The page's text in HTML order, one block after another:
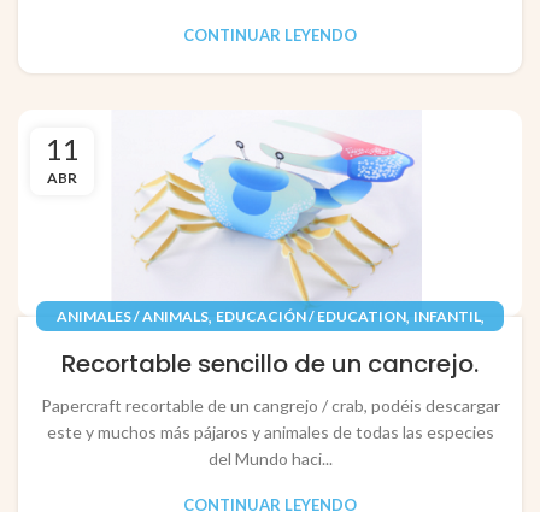
CONTINUAR LEYENDO
11
ABR
ANIMALES / ANIMALS, EDUCACIÓN / EDUCATION, INFANTIL,
Recortable sencillo de un cancrejo.
Papercraft recortable de un cangrejo / crab, podéis descargar
este y muchos más pájaros y animales de todas las especies
del Mundo haci...
CONTINUAR LEYENDO